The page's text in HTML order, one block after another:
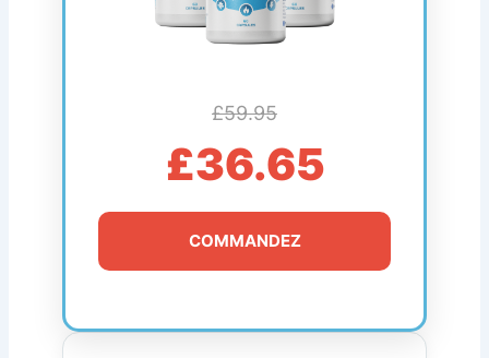
£59.95
£36.65
COMMANDEZ